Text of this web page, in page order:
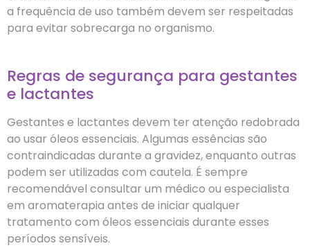
a frequência de uso também devem ser respeitadas
para evitar sobrecarga no organismo.
Regras de segurança para gestantes
e lactantes
Gestantes e lactantes devem ter atenção redobrada
ao usar óleos essenciais. Algumas essências são
contraindicadas durante a gravidez, enquanto outras
podem ser utilizadas com cautela. É sempre
recomendável consultar um médico ou especialista
em aromaterapia antes de iniciar qualquer
tratamento com óleos essenciais durante esses
períodos sensíveis.